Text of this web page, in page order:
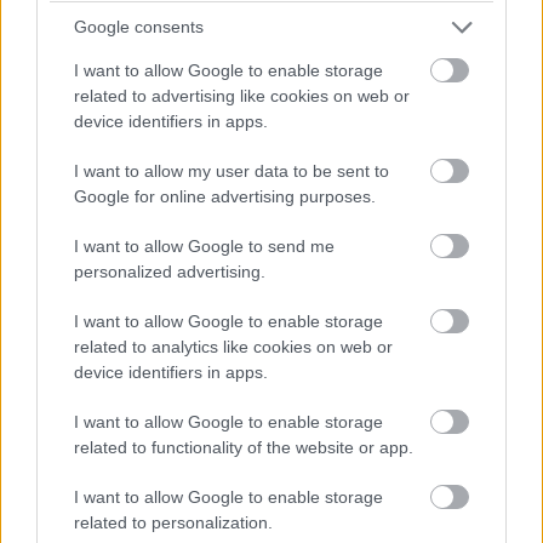
Google consents
I want to allow Google to enable storage
related to advertising like cookies on web or
device identifiers in apps.
I want to allow my user data to be sent to
Google for online advertising purposes.
I want to allow Google to send me
personalized advertising.
I want to allow Google to enable storage
related to analytics like cookies on web or
device identifiers in apps.
I want to allow Google to enable storage
related to functionality of the website or app.
I want to allow Google to enable storage
related to personalization.
Végül még egy tanulság: akár hatósági intézkedések,
akár saját jól felfogott érdekünk diktálta, képesek
vagyunk ésszerűen viselkedni, tervezni, összefogni,
cselekedni. Ez a tudás még jól jöhet a következő krízisek
során, bármi legyen is a kiváltójuk.
Diákok a munkaerőpiacon: Így formálják a 2026-os
trendeket a fiatalok elvárásai (X)
A diákoknak már nem elég a magas órabér,
#global footprint network #túlfogyasztás